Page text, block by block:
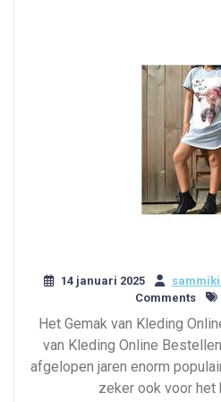
14 januari 2025
Comments
Het Gemak van Kleding
van Kleding Online
afgelopen jaren enorm
zeker ook voor het